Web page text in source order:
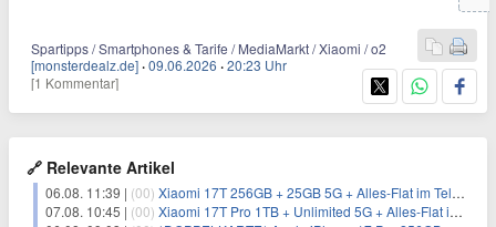
Spartipps / Smartphones & Tarife / MediaMarkt / Xiaomi / o2
[monsterdealz.de] ·09.06.2026 ·20:23 Uhr
[1 Kommentar]
🔗 Relevante Artikel
06.08. 11:39 | (00) Xiaomi 17T 256GB + 25GB 5G + Alles-Flat im Telekom-Netz für 9,99€/Monat
07.08. 10:45 | (00) Xiaomi 17T Pro 1TB + Unlimited 5G + Alles-Flat im o2 Netz für 29,99€/Monat – eff. 1,15€/Monat